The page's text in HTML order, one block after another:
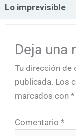
Lo imprevisible
Deja una
Tu dirección de
publicada. Los
marcados con *
Comentario *